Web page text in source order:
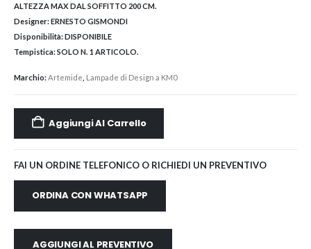
ALTEZZA MAX DAL SOFFITTO 200 CM.
Designer:ERNESTO GISMONDI
Disponibilità:DISPONIBILE
Tempistica:SOLO N. 1 ARTICOLO.
Marchio:Artemide Lampade di Design a KM0
Aggiungi Al Carrello
FAI UN ORDINE TELEFONICO O RICHIEDI UN PREVENTIVO
ORDINA CON WHATSAPP
AGGIUNGI AL PREVENTIVO